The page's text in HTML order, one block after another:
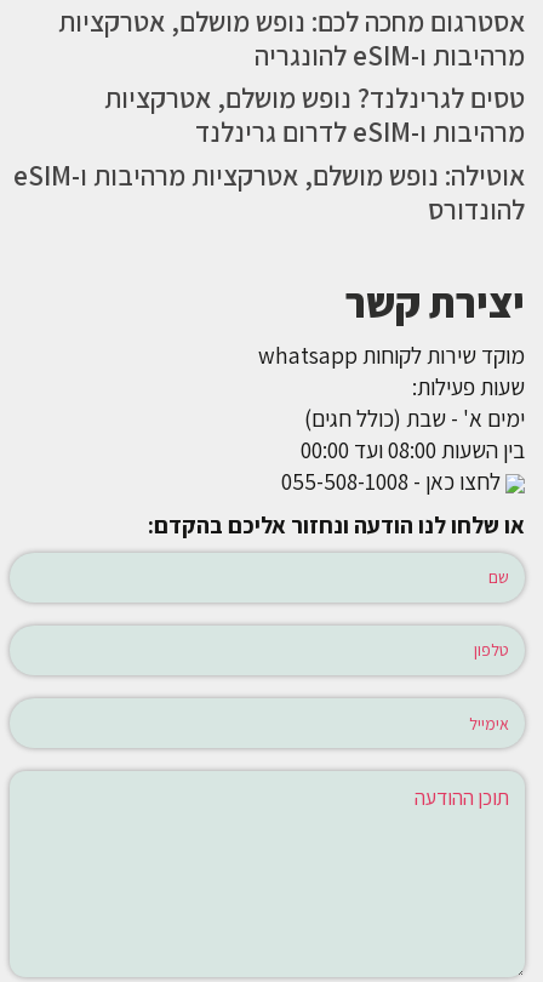
אסטרגום מחכה לכם: נופש מושלם, אטרקציות
מרהיבות ו-eSIM להונגריה
טסים לגרינלנד? נופש מושלם, אטרקציות
מרהיבות ו-eSIM לדרום גרינלנד
אוטילה: נופש מושלם, אטרקציות מרהיבות ו-eSIM
להונדורס
יצירת קשר
מוקד שירות לקוחות whatsapp
שעות פעילות:
ימים א' - שבת (כולל חגים)
בין השעות 08:00 ועד 00:00
לחצו כאן - 055-508-1008
או שלחו לנו הודעה ונחזור אליכם בהקדם: